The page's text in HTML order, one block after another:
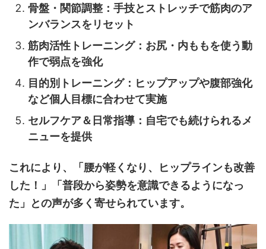
骨盤・関節調整：手技とストレッチで筋肉のア
ンバランスをリセット
筋肉活性トレーニング：お尻・内ももを使う動
作で弱点を強化
目的別トレーニング：ヒップアップや腹部強化
など個人目標に合わせて実施
セルフケア＆日常指導：自宅でも続けられるメ
ニューを提供
これにより、「腰が軽くなり、ヒップラインも改善
した！」「普段から姿勢を意識できるようになっ
た」との声が多く寄せられています。